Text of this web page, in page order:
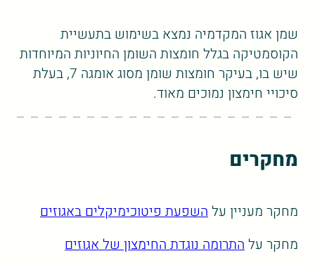
שמן אגוז המקדמיה נמצא בשימוש בתעשיית
הקוסמטיקה בגלל חומצות השומן החיוניות המיוחדות
שיש בו, בעיקר חומצות שומן מסוג אומגה 7, בעלת
סיכויי חימצון נמוכים מאוד.
מחקרים
מחקר מעניין עלהשפעת פיטוכימיקלים באגוזים
מחקר עלהתרומה נוגדת החימצון של אגוזים